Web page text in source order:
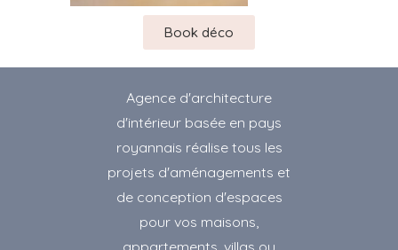
Book déco
Agence d'architecture
d'intérieur basée en pays
royannais réalise tous les
projets d'aménagements et
de conception d'espaces
pour vos maisons,